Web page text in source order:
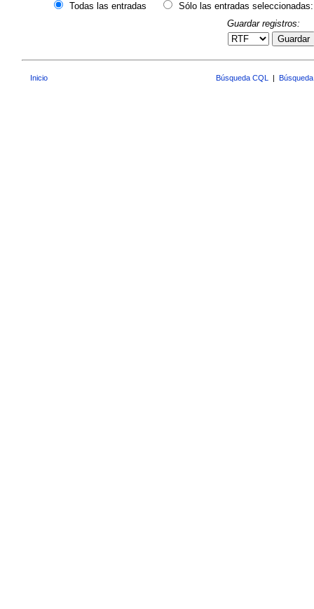
Todas las entradas
Sólo las entradas seleccionadas:
Guardar registros:
Guardar
Inicio Búsqueda CQL